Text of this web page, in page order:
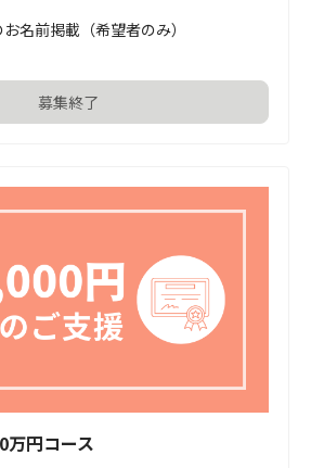
名前掲載（希望者のみ）
募集終了
万円コース